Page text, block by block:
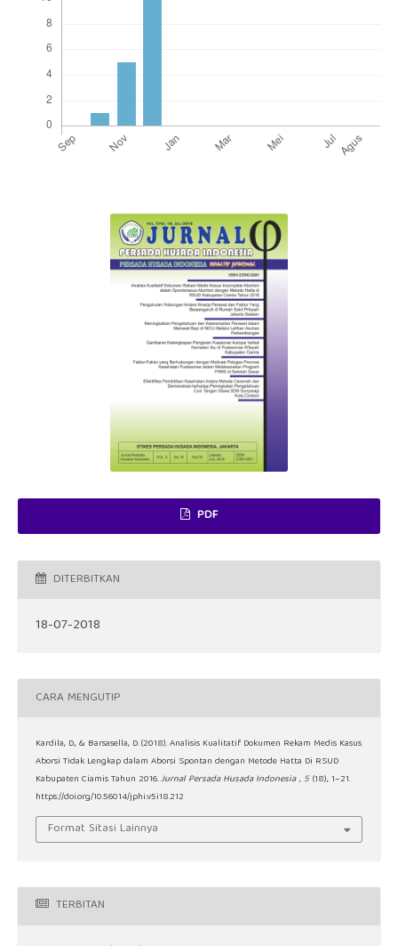
PDF
DITERBITKAN
18-07-2018
CARA MENGUTIP
Kardila, D., & Barsasella, D. (2018). Analisis Kualitatif Dokumen Rekam Medis Kasus
Aborsi Tidak Lengkap dalam Aborsi Spontan dengan Metode Hatta Di RSUD
Kabupaten Ciamis Tahun 2016.Jurnal Persada Husada Indonesia , 5 (18), 1–21.
https://doi.org/10.56014/jphi.v5i18.212
Format Sitasi Lainnya
TERBITAN